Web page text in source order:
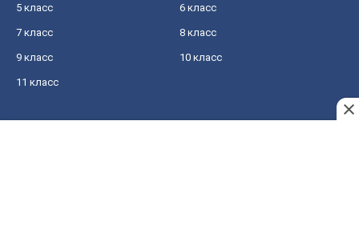
5 класс 6 класс
7 класс 8 класс
9 класс 10 класс
11 класс